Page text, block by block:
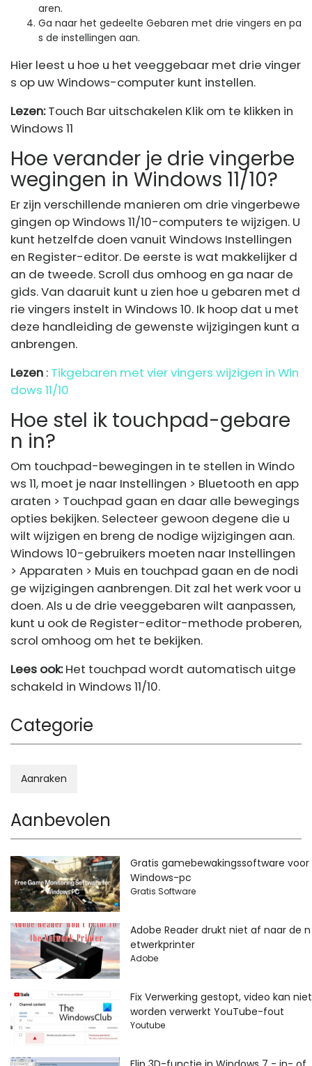
aren.
Ga naar het gedeelte Gebaren met drie vingers en pa
s de instellingen aan.
Hier leest u hoe u het veeggebaar met drie vinger
s op uw Windows-computer kunt instellen.
Lezen:Touch Bar uitschakelen Klik om te klikken in
Windows 11
Hoe verander je drie vingerbe
wegingen in Windows 11/10?
Er zijn verschillende manieren om drie vingerbewe
gingen op Windows 11/10-computers te wijzigen. U
kunt hetzelfde doen vanuit Windows Instellingen
en Register-editor. De eerste is wat makkelijker d
an de tweede. Scroll dus omhoog en ga naar de
gids. Van daaruit kunt u zien hoe u gebaren met d
rie vingers instelt in Windows 10. Ik hoop dat u met
deze handleiding de gewenste wijzigingen kunt a
anbrengen.
Lezen : Tikgebaren met vier vingers wijzigen in Win
dows 11/10
Hoe stel ik touchpad-gebare
n in?
Om touchpad-bewegingen in te stellen in Windo
ws 11, moet je naar Instellingen > Bluetooth en app
araten > Touchpad gaan en daar alle bewegings
opties bekijken. Selecteer gewoon degene die u
wilt wijzigen en breng de nodige wijzigingen aan.
Windows 10-gebruikers moeten naar Instellingen
> Apparaten > Muis en touchpad gaan en de nodi
ge wijzigingen aanbrengen. Dit zal het werk voor u
doen. Als u de drie veeggebaren wilt aanpassen,
kunt u ook de Register-editor-methode proberen,
scrol omhoog om het te bekijken.
Lees ook:Het touchpad wordt automatisch uitge
schakeld in Windows 11/10.
Categorie
Aanraken
Aanbevolen
Gratis gamebewakingssoftware voor
Windows-pc
Gratis Software
Adobe Reader drukt niet af naar de n
etwerkprinter
Adobe
Fix Verwerking gestopt, video kan niet
worden verwerkt YouTube-fout
Youtube